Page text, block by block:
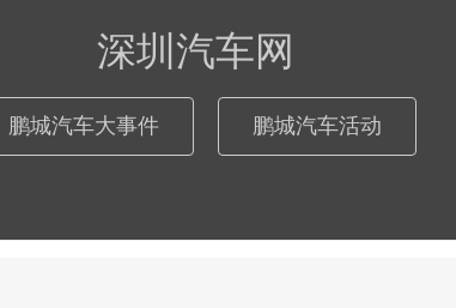
深圳汽车网
鹏城汽车大事件 鹏城汽车活动